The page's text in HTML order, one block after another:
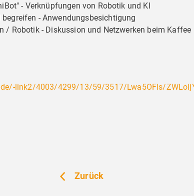
- Verknüpfungen von Robotik und KI
- Anwendungsbesichtigung
/ Robotik - Diskussion und Netzwerken beim Kaffee
link2/4003/4299/13/59/3517/Lwa5OFIs/
Zurück
anzuzeigen. Ich bin damit einverstanden